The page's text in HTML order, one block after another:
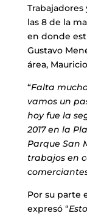
las 8 de la
en donde
Gustavo
área,
“Falta
vamos un
hoy fue la
2017 en la
Parque San
trabajos en
Por su parte
expresó “